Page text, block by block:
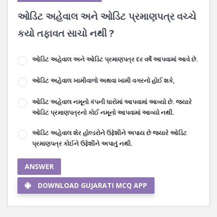
ઓડિટ અહેવાલ અને ઓડિટ પ્રમાણપત્ર વચ્ચે
કયો તફાવત સાચો નથી ?
ઓડિટ અહેવાલ અને ઓડિટ પ્રમાણપત્ર દર વર્ષે આપવામાં આવે છે.
ઓડિટ અહેવાલ ખામીવાળો અથવા ખામી વગરનો હોઈ શકે,
ઓડિટ અહેવાલ નમૂનો કંપની ધારોમાં આપવામાં આવ્યો છે. જ્યારે
ઓડિટ પ્રમાણપત્રનો કોઈ નમૂનો આપવામાં આવ્યો નથી.
ઓડિટ અહેવાલ શેર હોલ્ડરોને ઉદ્દેશીને અપાય છે જ્યારે ઓડિટ
પ્રમાણપત્ર કોઈને ઉદ્દેશીને અપાતું નથી.
ANSWER
DOWNLOAD GUJARATI MCQ APP